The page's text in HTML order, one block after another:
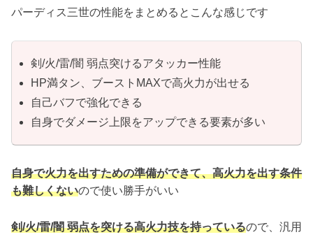
パーディス三世の性能をまとめるとこんな感じです
剣/火/雷/闇 弱点突けるアタッカー性能
HP満タン、ブーストMAXで高火力が出せる
自己バフで強化できる
自身でダメージ上限をアップできる要素が多い
自身で火力を出すための準備ができて、高火力を出す条件
も難しくないので使い勝手がいい
剣/火/雷/闇 弱点を突ける高火力技を持っているので、汎用